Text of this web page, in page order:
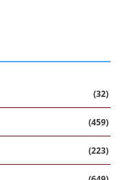
(32)
(459)
(223)